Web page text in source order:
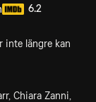
6.2
inte längre kan
Chiara Zanni,